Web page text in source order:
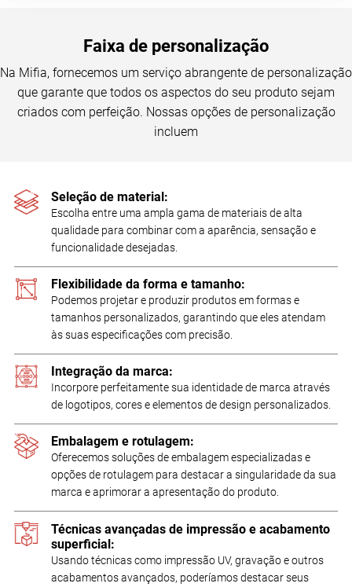
Faixa de personalização
Na Mifia, fornecemos um serviço abrangente de personalização
que garante que todos os aspectos do seu produto sejam
criados com perfeição. Nossas opções de personalização
incluem
Seleção de material:
Escolha entre uma ampla gama de materiais de alta
qualidade para combinar com a aparência, sensação e
funcionalidade desejadas.
Flexibilidade da forma e tamanho:
Podemos projetar e produzir produtos em formas e
tamanhos personalizados, garantindo que eles atendam
às suas especificações com precisão.
Integração da marca:
Incorpore perfeitamente sua identidade de marca através
de logotipos, cores e elementos de design personalizados.
Embalagem e rotulagem:
Oferecemos soluções de embalagem especializadas e
opções de rotulagem para destacar a singularidade da sua
marca e aprimorar a apresentação do produto.
Técnicas avançadas de impressão e acabamento
superficial:
Usando técnicas como impressão UV, gravação e outros
acabamentos avançados, poderíamos destacar seus